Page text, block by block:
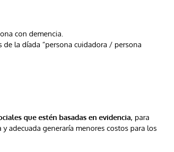
con demencia.
la díada “persona cuidadora / persona
que estén basadas en evidencia, para
adecuada generaría menores costos para los